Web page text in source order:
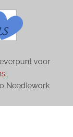
voor
Needlework